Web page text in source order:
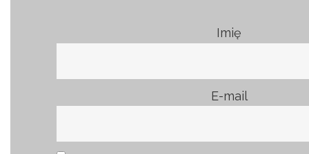
Imię
E-mail